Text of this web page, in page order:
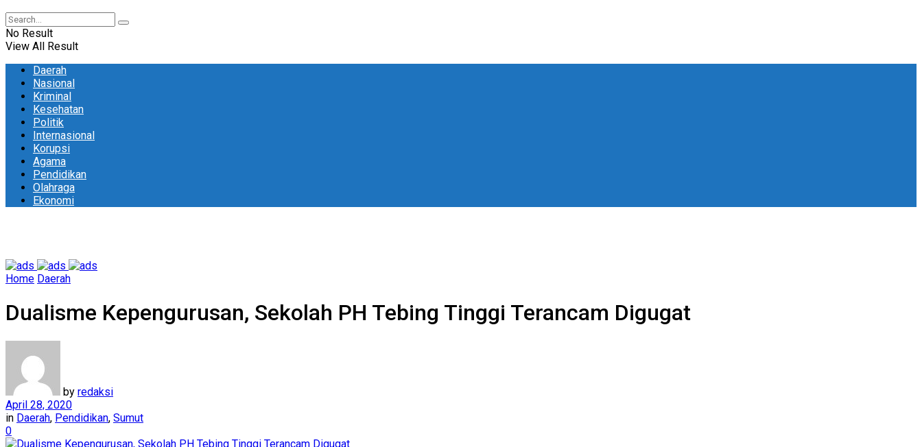
No Result
View All Result
Daerah
Nasional
Kriminal
Kesehatan
Politik
Internasional
Korupsi
Agama
Pendidikan
Olahraga
Ekonomi
Home Daerah
Dualisme Kepengurusan, Sekolah PH Tebing Tinggi Terancam Digugat
by redaksi
April 28, 2020
in Daerah, Pendidikan, Sumut
0